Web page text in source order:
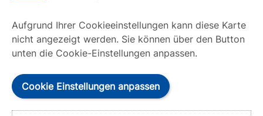
Aufgrund Ihrer Cookieeinstellungen kann diese Karte
nicht angezeigt werden. Sie können über den Button
unten die Cookie-Einstellungen anpassen.
Cookie Einstellungen anpassen